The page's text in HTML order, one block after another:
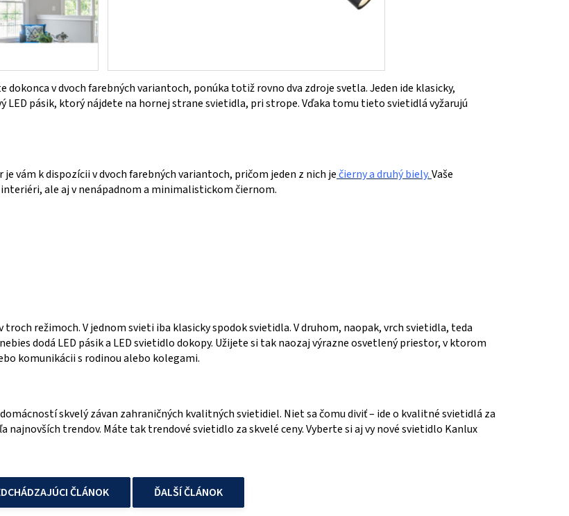
dokonca v dvoch farebných variantoch, ponúka totiž rovno dva zdroje svetla. Jeden ide klasicky,
LED pásik, ktorý nájdete na hornej strane svietidla, pri strope. Vďaka tomu tieto svietidlá vyžarujú
vám k dispozícii v dvoch farebných variantoch, pričom jeden z nich ječierny a druhýbiely.Vaše
ale aj v nenápadnom a minimalistickom čiernom.
troch režimoch. V jednom svieti iba klasicky spodok svietidla. V druhom, naopak, vrch svietidla, teda
dodá LED pásik a LED svietidlo dokopy. Užijete si tak naozaj výrazne osvetlený priestor, v ktorom
komunikácii s rodinou alebo kolegami.
skvelý závan zahraničných kvalitných svietidiel. Niet sa čomu diviť – ide o kvalitné svietidlá za
najnovších trendov. Máte tak trendové svietidlo za skvelé ceny. Vyberte si aj vy nové svietidlo Kanlux
ČLÁNOK ĎALŠÍ ČLÁNOK